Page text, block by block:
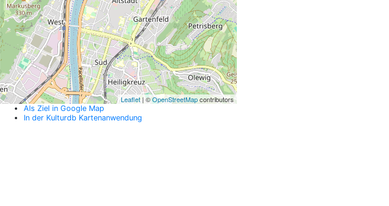
Leaflet| ©OpenStreetMapcontributors
Als Ziel in Google Map
In der Kulturdb Kartenanwendung